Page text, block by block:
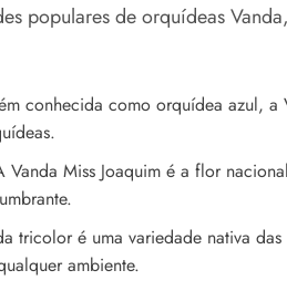
populares de orquídeas
conhecida como orquídea azul,
Vanda Miss Joaquim é a flor
tricolor é uma variedade nativa
ambiente.